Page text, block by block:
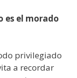
es el morado
privilegiado
a recordar